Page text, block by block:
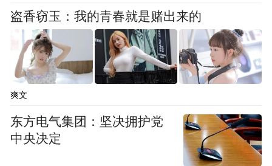
盗香窃玉：我的青春就是赌出来的
爽文
东方电气集团：坚决拥护党
中央决定